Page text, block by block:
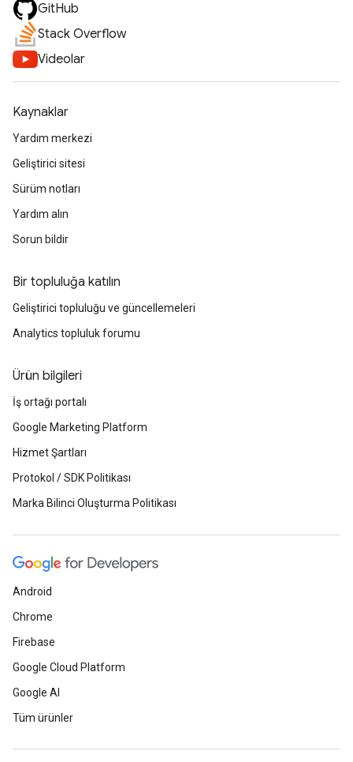
GitHub
Stack Overflow
Videolar
Kaynaklar
Yardım merkezi
Geliştirici sitesi
Sürüm notları
Yardım alın
Sorun bildir
Bir topluluğa katılın
Geliştirici topluluğu ve güncellemeleri
Analytics topluluk forumu
Ürün bilgileri
İş ortağı portalı
Google Marketing Platform
Hizmet Şartları
Protokol / SDK Politikası
Marka Bilinci Oluşturma Politikası
Android
Chrome
Firebase
Google Cloud Platform
Google AI
Tüm ürünler